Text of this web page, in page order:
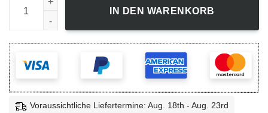
IN DEN WARENKORB
Voraussichtliche Liefertermine: Aug. 18th - Aug. 23rd